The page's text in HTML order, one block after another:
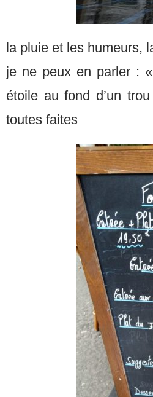
la pluie et les humeurs,
je ne peux en parler :
étoile au fond d’un
toutes faites